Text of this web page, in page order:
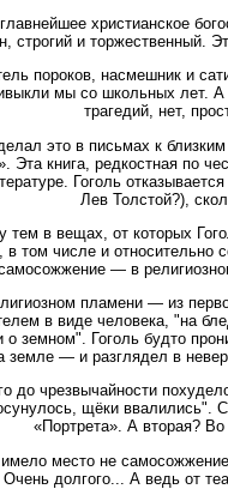
христианское
строгий и торжественный.
пороков, насмешник и
мы со школьных лет.
трагедий, нет,
это в письмах к
Эта книга, редкостная по
Гоголь
Лев Толстой?),
тем в вещах, от которых
в том числе и относительно
— в
пламени — из
в виде человека, "на
земном". Гоголь будто
земле — и разглядел в
до чрезвычайности
щёки ввалились".
«Портрета». А вторая?
место не
долгого... А ведь от